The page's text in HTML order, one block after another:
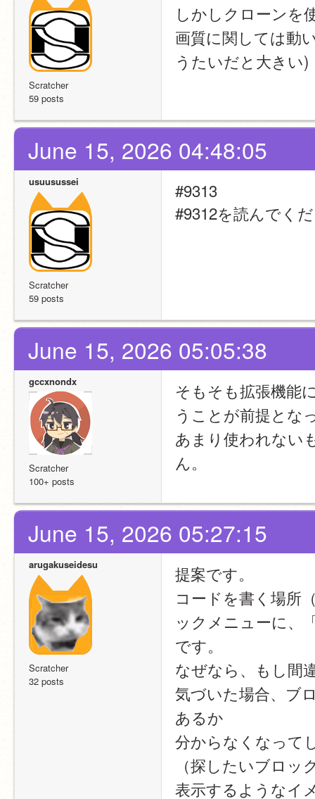
Scratcher
59 posts
しかしクローンを
画質に関しては動
うたいだと大きい)
June 15, 2026 04:48:05
usuusussei
Scratcher
59 posts
#9313
#9312を読んでく
June 15, 2026 05:05:38
gccxnondx
Scratcher
100+ posts
そもそも拡張機能
うことが前提とな
あまり使われない
ん。
June 15, 2026 05:27:15
arugakuseidesu
Scratcher
32 posts
提案です。
コードを書く場所
ックメニューに、
です。
なぜなら、もし間
気づいた場合、ブ
あるか
分からなくなって
（探したいブロ
表示するようなイ